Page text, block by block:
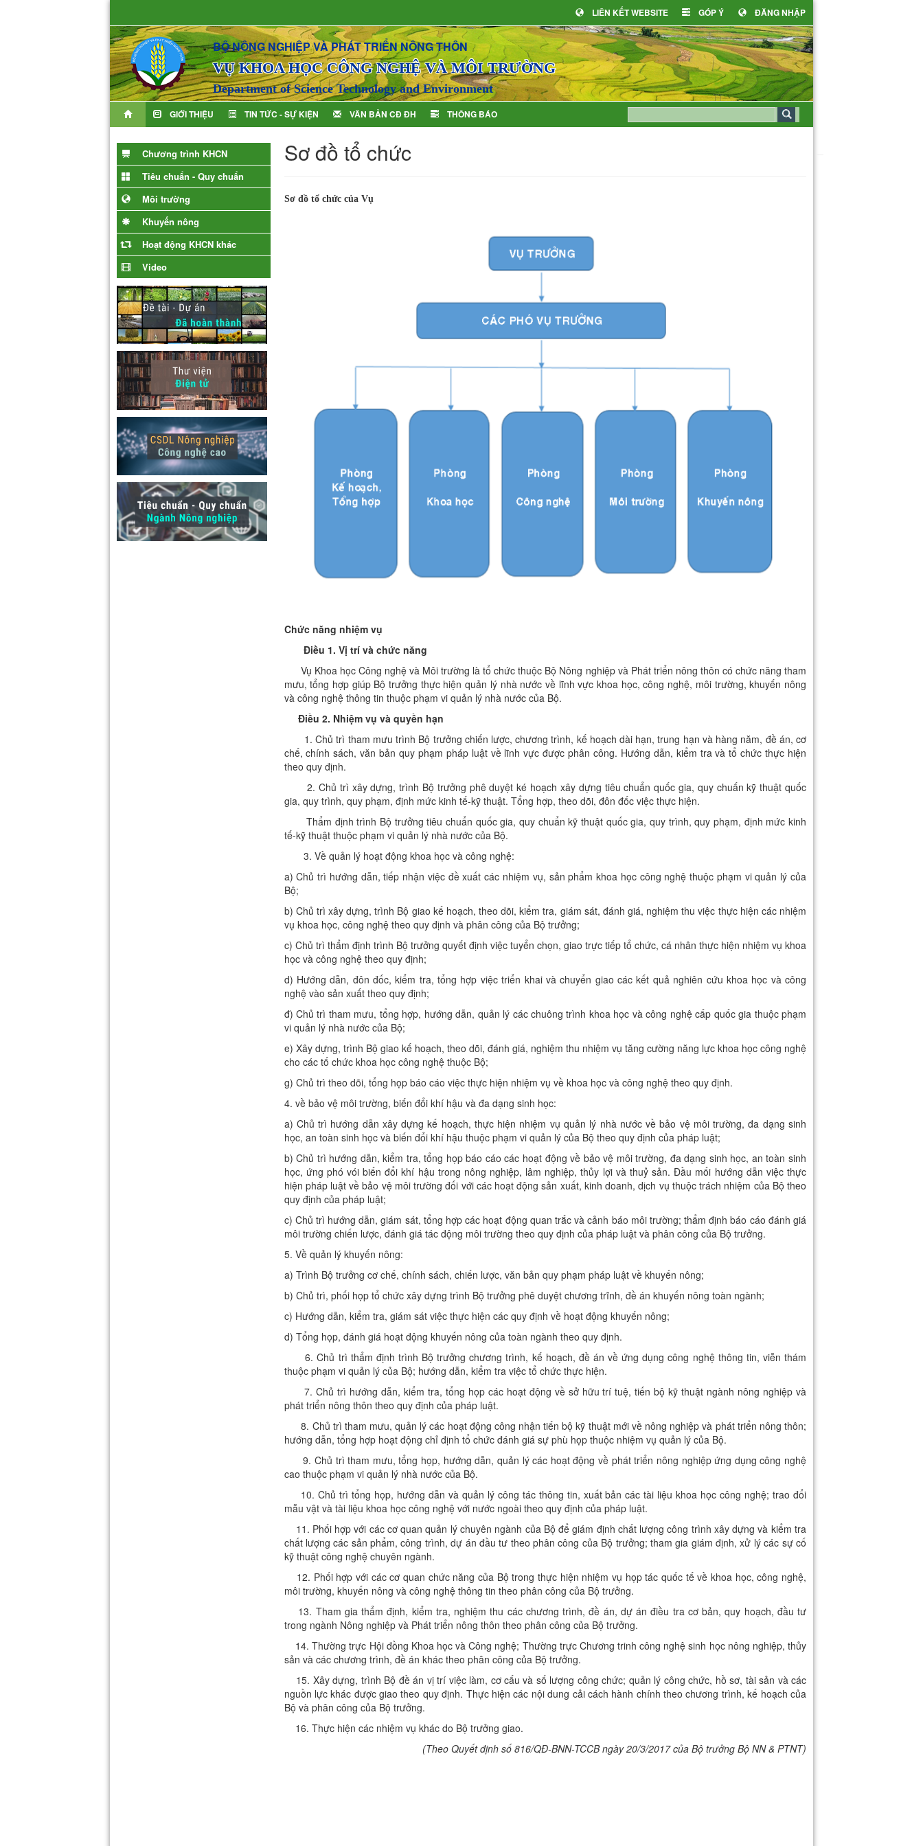
ĐĂNG NHẬP
GÓP Ý
LIÊN KẾT WEBSITE
BỘ NÔNG NGHIỆP VÀ PHÁT TRIỂN NÔNG THÔN
VỤ KHOA HỌC CÔNG NGHỆ VÀ MÔI TRƯỜNG
Department of Science Technology and Environment
GIỚI THIỆU TIN TỨC - SỰ KIỆN VĂN BẢN CĐ ĐH THÔNG BÁO
Chương trình KHCN
Tiêu chuẩn - Quy chuẩn
Môi trường
Khuyến nông
Hoạt động KHCN khác
Video
Sơ đồ tổ chức
Sơ đồ tổ chức của Vụ
Chức năng nhiệm vụ
Điều 1. Vị trí và chức năng
Vụ Khoa học Công nghệ và Môi trường là tổ chức thuộc Bộ Nông nghiệp và Phát triển nông thôn có chức năng tham
mưu, tổng hợp giúp Bộ trưởng thực hiện quản lý nhà nước về lĩnh vực khoa học, công nghệ, môi trường, khuyến nông
và công nghệ thông tin thuộc phạm vi quản lý nhà nước của Bộ.
Điều 2. Nhiệm vụ và quyền hạn
1. Chủ trì tham mưu trình Bộ trưởng chiến lược, chương trình, kế hoạch dài hạn, trung hạn và hàng năm, đề án, cơ
chế, chính sách, văn bản quy phạm pháp luật về lĩnh vực được phân công. Hướng dẫn, kiểm tra và tổ chức thực hiện
theo quy định.
2. Chủ trì xây dựng, trình Bộ trưởng phê duyệt ké hoạch xây dựng tiêu chuẩn quốc gia, quy chuấn kỹ thuật quốc
gia, quy trình, quy phạm, định mức kinh tế-kỹ thuật. Tổng hợp, theo dõi, đôn đốc việc thực hiện.
Thẩm định trình Bộ trưởng tiêu chuẩn quốc gia, quy chuẩn kỹ thuật quốc gia, quy trình, quy phạm, định mức kinh
tế-kỹ thuật thuộc phạm vi quản lý nhà nước của Bộ.
3. Về quản lý hoạt động khoa học và công nghệ:
a) Chủ trì hướng dẫn, tiếp nhận việc đề xuất các nhiệm vụ, sản phẩm khoa học công nghệ thuộc phạm vi quản lý của
Bộ;
b) Chủ trì xây dựng, trình Bộ giao kế hoạch, theo dõi, kiểm tra, giám sát, đánh giá, nghiệm thu việc thực hiện các nhiệm
vụ khoa học, công nghệ theo quy định và phân công của Bộ trưởng;
c) Chủ trì thẩm định trình Bộ trưởng quyết định việc tuyển chọn, giao trực tiếp tổ chức, cá nhân thực hiện nhiệm vụ khoa
học và công nghệ theo quy định;
d) Hướng dẫn, đôn đốc, kiểm tra, tổng hợp việc triển khai và chuyển giao các kết quả nghiên cứu khoa học và công
nghệ vào sản xuất theo quy định;
đ) Chủ trì tham mưu, tổng hợp, hướng dẫn, quản lý các chuông trình khoa học và công nghệ cấp quốc gia thuộc phạm
vi quản lý nhà nước của Bộ;
e) Xây dựng, trình Bộ giao kế hoạch, theo dõi, đánh giá, nghiệm thu nhiệm vụ tăng cường năng lực khoa học công nghệ
cho các tố chức khoa học công nghệ thuộc Bộ;
g) Chủ trì theo dõi, tổng họp báo cáo việc thực hiện nhiệm vụ về khoa học và công nghệ theo quy định.
4. về bảo vệ môi trường, biến đổi khí hậu và đa dạng sinh học:
a) Chủ trì hướng dẫn xây dựng kế hoạch, thực hiện nhiệm vụ quản lý nhà nước về bảo vệ môi trường, đa dạng sinh
học, an toàn sinh học và biến đổi khí hậu thuộc phạm vi quản lý của Bộ theo quy định của pháp luật;
b) Chủ trì hướng dẫn, kiểm tra, tổng họp báo cáo các hoạt động về bảo vệ môi trường, đa dạng sinh học, an toàn sinh
học, ứng phó vói biến đổi khí hậu trong nông nghiệp, lâm nghiệp, thủy lợi và thuỷ sản. Đầu mối hướng dẫn việc thực
hiện pháp luật về bảo vệ môi trường đối với các hoạt động sản xuất, kinh doanh, dịch vụ thuộc trách nhiệm của Bộ theo
quy định của pháp luật;
c) Chủ trì hướng dẫn, giám sát, tổng hợp các hoạt động quan trắc và cảnh báo môi trường; thẩm định báo cáo đánh giá
môi trường chiến lược, đánh giá tác động môi trường theo quy định của pháp luật và phân công của Bộ trưởng.
5. Về quản lý khuyến nông:
a) Trình Bộ trưởng cơ chế, chính sách, chiến lược, văn bản quy phạm pháp luật về khuyến nông;
b) Chủ trì, phối họp tổ chức xây dựng trình Bộ trưởng phê duyệt chương trĩnh, đề án khuyến nông toàn ngành;
c) Hướng dẫn, kiểm tra, giám sát việc thực hiện các quy định về hoạt động khuyến nông;
d) Tổng họp, đánh giá hoạt động khuyến nông của toàn ngành theo quy định.
6. Chủ trì thẩm định trình Bộ trưởng chương trình, kế hoạch, đề án về ứng dụng công nghệ thông tin, viễn thám
thuộc phạm vi quản lý của Bộ; hướng dẫn, kiểm tra việc tổ chức thực hiện.
7. Chủ trì hướng dẫn, kiểm tra, tổng họp các hoạt động về sở hữu trí tuệ, tiến bộ kỹ thuật ngành nông nghiệp và
phát triển nông thôn theo quy định của pháp luật.
8. Chủ trì tham mưu, quản lý các hoạt động công nhận tiến bộ kỹ thuật mới về nông nghiệp và phát triển nông thôn;
hướng dẫn, tổng hợp hoạt động chỉ định tổ chức đánh giá sự phù họp thuộc nhiệm vụ quản lý của Bộ.
9. Chủ trì tham mưu, tổng họp, hướng dẫn, quản lý các hoạt động về phát triển nông nghiệp ứng dụng công nghệ
cao thuộc phạm vi quản lý nhà nước của Bộ.
10. Chủ trì tổng họp, hướng dẫn và quản lý công tác thông tin, xuất bản các tài liệu khoa học công nghệ; trao đổi
mẫu vật và tài liệu khoa học công nghệ với nước ngoài theo quy định của pháp luật.
11. Phối hợp với các cơ quan quản lý chuyên ngành của Bộ để giám định chất lượng công trình xây dựng và kiểm tra
chất lượng các sản phẩm, công trình, dự án đầu tư theo phân công của Bộ trưởng; tham gia giám định, xử lý các sự cố
kỹ thuật công nghệ chuyên ngành.
12. Phối hợp với các cơ quan chức năng của Bộ trong thực hiện nhiệm vụ họp tác quốc tế về khoa học, công nghệ,
môi trường, khuyến nông và công nghệ thông tin theo phân công của Bộ trưởng.
13. Tham gia thẩm định, kiểm tra, nghiệm thu các chương trình, đề án, dự án điều tra cơ bản, quy hoạch, đầu tư
trong ngành Nông nghiệp và Phát triển nông thôn theo phân công của Bộ trưởng.
14. Thường trực Hội đồng Khoa học và Công nghệ; Thường trực Chương trinh công nghệ sinh học nông nghiệp, thủy
sản và các chương trình, đề án khác theo phân công của Bộ trưởng.
15. Xây dựng, trình Bộ đề án vị trí việc làm, cơ cấu và số lượng công chức; quản lý công chức, hồ sơ, tài sản và các
nguồn lực khác được giao theo quy định. Thực hiện các nội dung cải cách hành chính theo chương trình, kế hoạch của
Bộ và phân công của Bộ trưởng.
16. Thực hiện các nhiệm vụ khác do Bộ trưởng giao.
(Theo Quyết định số 816/QĐ-BNN-TCCB ngày 20/3/2017 của Bộ trưởng Bộ NN & PTNT)